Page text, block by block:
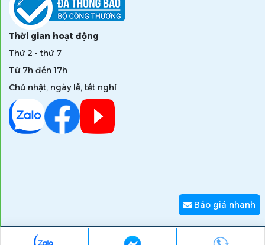
Thời gian hoạt động
Thứ 2 - thứ 7
Từ 7h đến 17h
Chủ nhật, ngày lễ, tết nghỉ
Copyright © 2026 zumi.com.vn - Giải pháp nâng tầm giá trị
Báo giá nhanh